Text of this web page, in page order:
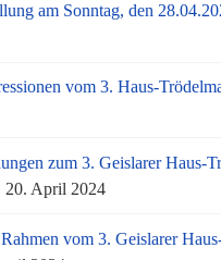
am Sonntag, den
vom 3. Haus-
zum 3. Geislarer Haus-
20. April 2024
vom 3. Geislarer